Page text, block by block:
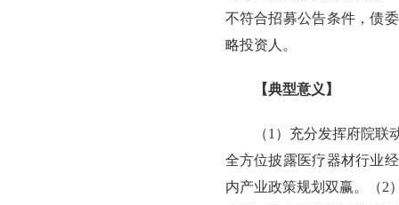
不符合招募公告条件，债
略投资人。
【典型意义】
（1）充分发挥府院
全方位披露医疗器材行业
内产业政策规划双赢。（2